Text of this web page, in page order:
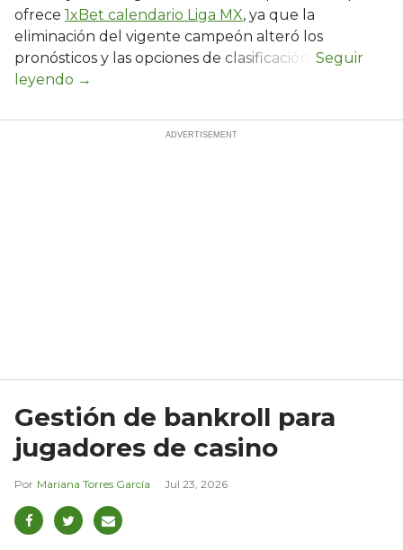
ofrece 1xBet calendario Liga MX, ya que la
eliminación del vigente campeón alteró los
pronósticos y las opciones de clasificación.
Gestión de bankroll para
jugadores de casino
Mariana Torres García Jul 23, 2026